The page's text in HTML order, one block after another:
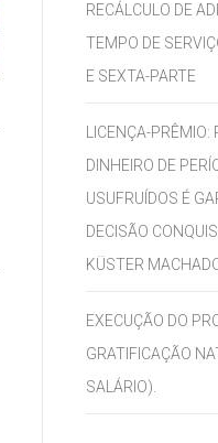
RECÁLCULO DE
TEMPO DE
E SEXTA-PARTE
LICENÇA-
DINHEIRO DE
USUFRUÍDOS É
DECISÃO
KÜSTER
EXECUÇÃO DO
GRATIFICAÇÃO
SALÁRIO).